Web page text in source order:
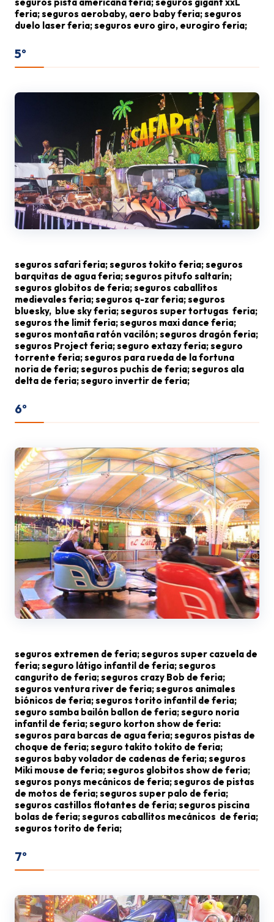
feria; seguros aerobaby, aero baby feria; seguros
duelo laser feria; seguros euro giro, eurogiro feria;
5º
seguros safari feria; seguros tokito feria; seguros
barquitas de agua feria; seguros pitufo saltarín;
seguros globitos de feria; seguros caballitos
medievales feria; seguros q-zar feria; seguros
bluesky, blue sky feria; seguros super tortugas feria;
seguros the limit feria; seguros maxi dance feria;
seguros montaña ratón vacilón; seguros dragón feria;
seguros Project feria; seguro extazy feria; seguro
torrente feria; seguros para rueda de la fortuna
noria de feria; seguros puchis de feria; seguros ala
delta de feria; seguro invertir de feria;
6º
seguros extremen de feria; seguros super cazuela de
feria; seguro látigo infantil de feria; seguros
cangurito de feria; seguros crazy Bob de feria;
seguros ventura river de feria; seguros animales
biónicos de feria; seguros torito infantil de feria;
seguro samba bailón ballon de feria; seguro noria
infantil de feria; seguro korton show de feria:
seguros para barcas de agua feria; seguros pistas de
choque de feria; seguro takito tokito de feria;
seguros baby volador de cadenas de feria; seguros
Miki mouse de feria; seguros globitos show de feria;
seguros ponys mecánicos de feria; seguros de pistas
de motos de feria; seguros super palo de feria;
seguros castillos flotantes de feria; seguros piscina
bolas de feria; seguros caballitos mecánicos de feria;
seguros torito de feria;
7º